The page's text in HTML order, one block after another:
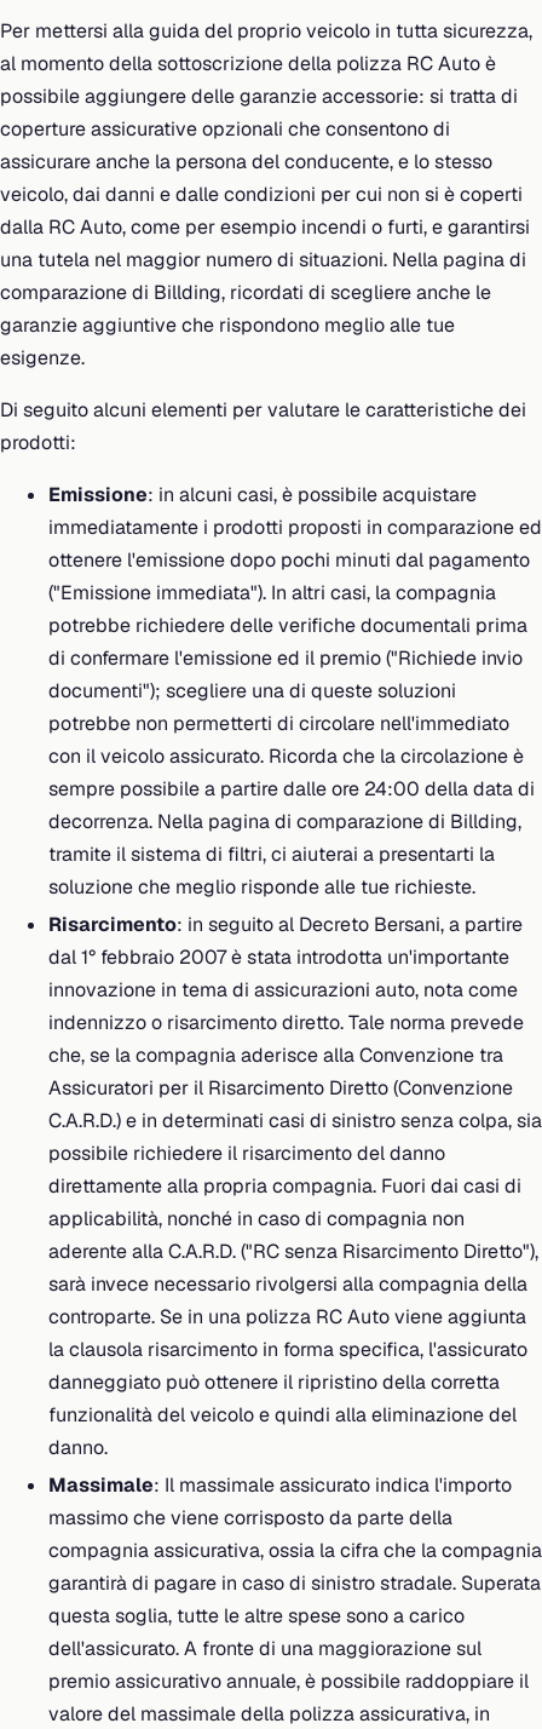
Per mettersi alla guida del proprio veicolo in tutta sicurezza,
al momento della sottoscrizione della polizza RC Auto è
possibile aggiungere delle garanzie accessorie: si tratta di
coperture assicurative opzionali che consentono di
assicurare anche la persona del conducente, e lo stesso
veicolo, dai danni e dalle condizioni per cui non si è coperti
dalla RC Auto, come per esempio incendi o furti, e garantirsi
una tutela nel maggior numero di situazioni. Nella pagina di
comparazione di Billding, ricordati di scegliere anche le
garanzie aggiuntive che rispondono meglio alle tue
esigenze.
Di seguito alcuni elementi per valutare le caratteristiche dei
prodotti:
Emissione: in alcuni casi, è possibile acquistare
immediatamente i prodotti proposti in comparazione ed
ottenere l'emissione dopo pochi minuti dal pagamento
("Emissione immediata"). In altri casi, la compagnia
potrebbe richiedere delle verifiche documentali prima
di confermare l'emissione ed il premio ("Richiede invio
documenti"); scegliere una di queste soluzioni
potrebbe non permetterti di circolare nell'immediato
con il veicolo assicurato. Ricorda che la circolazione è
sempre possibile a partire dalle ore 24:00 della data di
decorrenza. Nella pagina di comparazione di Billding,
tramite il sistema di filtri, ci aiuterai a presentarti la
soluzione che meglio risponde alle tue richieste.
Risarcimento: in seguito al Decreto Bersani, a partire
dal 1° febbraio 2007 è stata introdotta un'importante
innovazione in tema di assicurazioni auto, nota come
indennizzo o risarcimento diretto. Tale norma prevede
che, se la compagnia aderisce alla Convenzione tra
Assicuratori per il Risarcimento Diretto (Convenzione
C.A.R.D.) e in determinati casi di sinistro senza colpa, sia
possibile richiedere il risarcimento del danno
direttamente alla propria compagnia. Fuori dai casi di
applicabilità, nonché in caso di compagnia non
aderente alla C.A.R.D. ("RC senza Risarcimento Diretto"),
sarà invece necessario rivolgersi alla compagnia della
controparte. Se in una polizza RC Auto viene aggiunta
la clausola risarcimento in forma specifica, l'assicurato
danneggiato può ottenere il ripristino della corretta
funzionalità del veicolo e quindi alla eliminazione del
danno.
Massimale: Il massimale assicurato indica l'importo
massimo che viene corrisposto da parte della
compagnia assicurativa, ossia la cifra che la compagnia
garantirà di pagare in caso di sinistro stradale. Superata
questa soglia, tutte le altre spese sono a carico
dell'assicurato. A fronte di una maggiorazione sul
premio assicurativo annuale, è possibile raddoppiare il
valore del massimale della polizza assicurativa, in